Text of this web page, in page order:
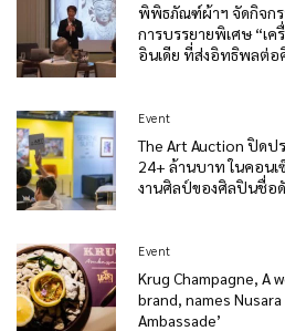
พิพิธภัณฑ์ผ้าฯ จัดกิจกร
การบรรยายพิเศษ “เค
อินเดีย ที่ส่งอิทธิพลต่อ
Event
The Art Auction ปิดป
24+ ล้านบาท ในคอน
งานศิลป์ของศิลปินชื่อดั
Event
Krug Champagne, A
brand, names Nusara
Ambassade’